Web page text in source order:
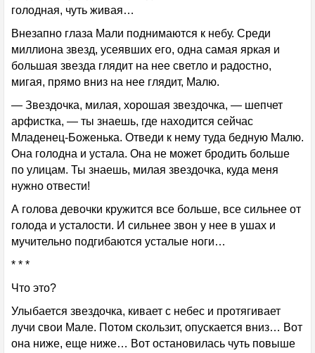
голодная, чуть живая…
Внезапно глаза Мали поднимаются к небу. Среди
миллиона звезд, усеявших его, одна самая яркая и
большая звезда глядит на нее светло и радостно,
мигая, прямо вниз на нее глядит, Малю.
— Звездочка, милая, хорошая звездочка, — шепчет
арфистка, — ты знаешь, где находится сейчас
Младенец-Боженька. Отведи к нему туда бедную Малю.
Она голодна и устала. Она не может бродить больше
по улицам. Ты знаешь, милая звездочка, куда меня
нужно отвести!
А голова девочки кружится все больше, все сильнее от
голода и усталости. И сильнее звон у нее в ушах и
мучительно подгибаются усталые ноги…
* * *
Что это?
Улыбается звездочка, кивает с небес и протягивает
лучи свои Мале. Потом скользит, опускается вниз… Вот
она ниже, еще ниже… Вот остановилась чуть повыше